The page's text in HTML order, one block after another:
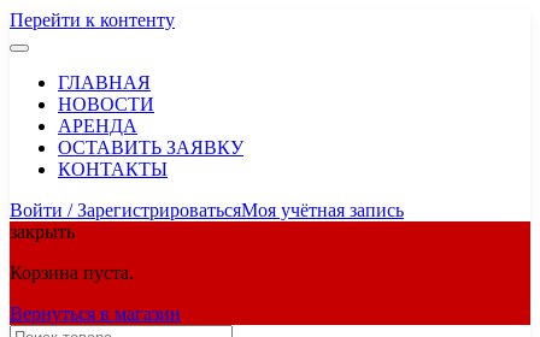
Перейти к контенту
ГЛАВНАЯ
НОВОСТИ
АРЕНДА
ОСТАВИТЬ ЗАЯВКУ
КОНТАКТЫ
Войти / ЗарегистрироватьсяМоя учётная запись
закрыть
Корзина пуста.
Вернуться в магазин